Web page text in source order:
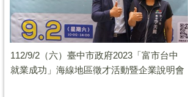
112/9/2（六）臺中市政府2023「富市台中
就業成功」海線地區徵才活動暨企業說明會